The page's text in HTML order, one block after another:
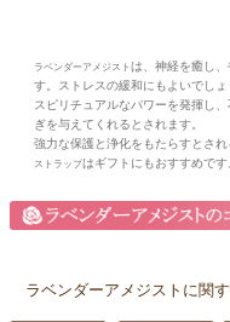
ラベンダーアメジストは、神経を癒し
す。ストレスの緩和にもよいでしょ
スピリチュアルなパワーを発揮し
ぎを与えてくれるとされます。
強力な保護と浄化をもたらすとされ
ストラップはギフトにもおすすめです
ラベンダーアメジストに関